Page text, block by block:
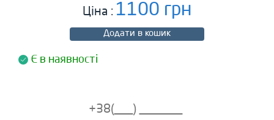
Ціна : 1100 грн
Додати в кошик
Є в наявності